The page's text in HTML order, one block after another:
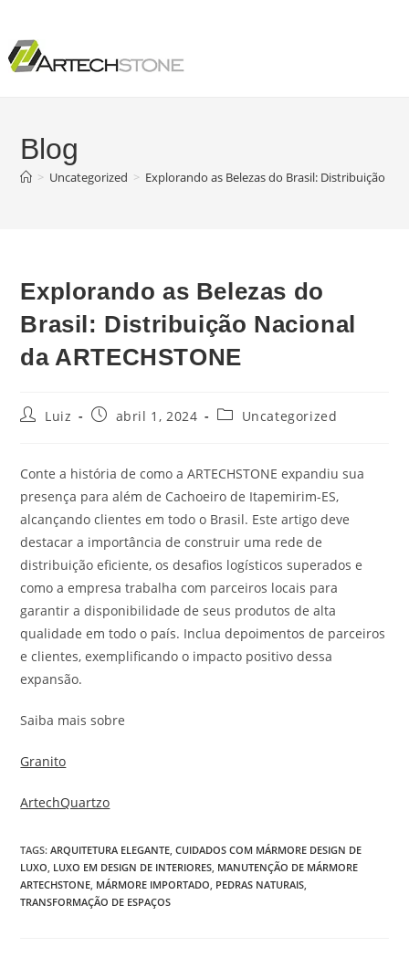
Blog
> Uncategorized > Explorando as Belezas do Brasil: Distribuição
Explorando as Belezas do
Brasil: Distribuição Nacional
da ARTECHSTONE
Luiz abril 1, 2024 Uncategorized
Conte a história de como a ARTECHSTONE expandiu sua
presença para além de Cachoeiro de Itapemirim-ES,
alcançando clientes em todo o Brasil. Este artigo deve
destacar a importância de construir uma rede de
distribuição eficiente, os desafios logísticos superados e
como a empresa trabalha com parceiros locais para
garantir a disponibilidade de seus produtos de alta
qualidade em todo o país. Inclua depoimentos de parceiros
e clientes, exemplificando o impacto positivo dessa
expansão.
Saiba mais sobre
Granito
ArtechQuartzo
TAGS:ARQUITETURA ELEGANTE, CUIDADOS COM MÁRMORE DESIGN DE
LUXO, LUXO EM DESIGN DE INTERIORES, MANUTENÇÃO DE MÁRMORE
ARTECHSTONE, MÁRMORE IMPORTADO, PEDRAS NATURAIS,
TRANSFORMAÇÃO DE ESPAÇOS